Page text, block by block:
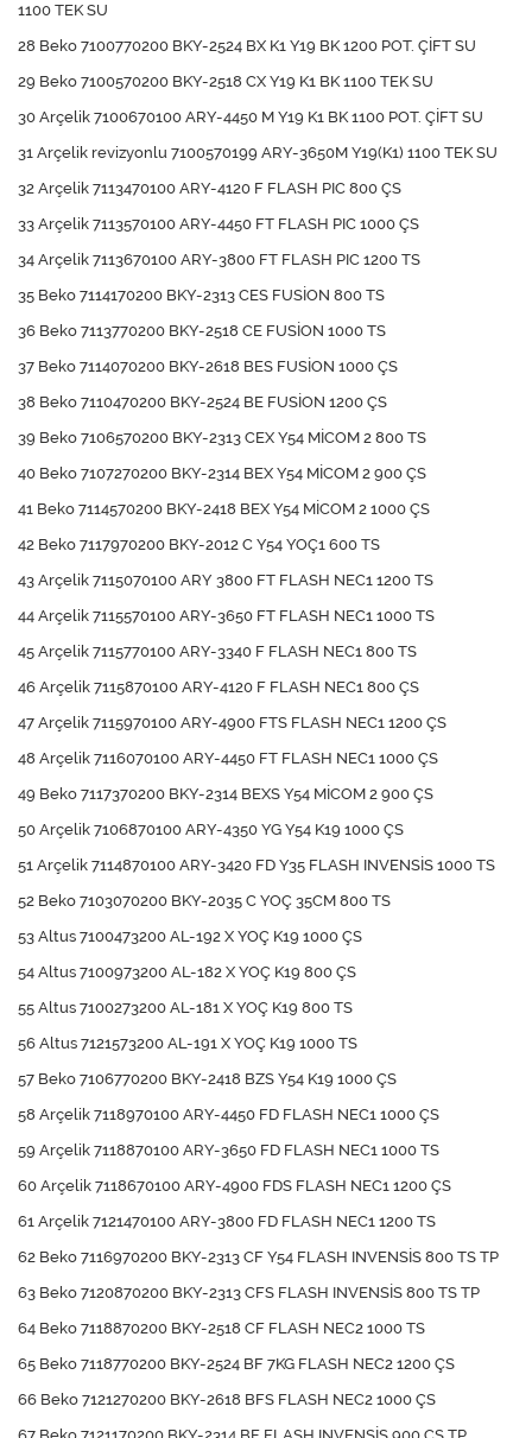
1100 TEK SU
28 Beko 7100770200 BKY-2524 BX K1 Y19 BK 1200 POT. ÇİFT SU
29 Beko 7100570200 BKY-2518 CX Y19 K1 BK 1100 TEK SU
30 Arçelik 7100670100 ARY-4450 M Y19 K1 BK 1100 POT. ÇİFT SU
31 Arçelik revizyonlu 7100570199 ARY-3650M Y19(K1) 1100 TEK SU
32 Arçelik 7113470100 ARY-4120 F FLASH PIC 800 ÇS
33 Arçelik 7113570100 ARY-4450 FT FLASH PIC 1000 ÇS
34 Arçelik 7113670100 ARY-3800 FT FLASH PIC 1200 TS
35 Beko 7114170200 BKY-2313 CES FUSİON 800 TS
36 Beko 7113770200 BKY-2518 CE FUSİON 1000 TS
37 Beko 7114070200 BKY-2618 BES FUSİON 1000 ÇS
38 Beko 7110470200 BKY-2524 BE FUSİON 1200 ÇS
39 Beko 7106570200 BKY-2313 CEX Y54 MİCOM 2 800 TS
40 Beko 7107270200 BKY-2314 BEX Y54 MİCOM 2 900 ÇS
41 Beko 7114570200 BKY-2418 BEX Y54 MİCOM 2 1000 ÇS
42 Beko 7117970200 BKY-2012 C Y54 YOÇ1 600 TS
43 Arçelik 7115070100 ARY 3800 FT FLASH NEC1 1200 TS
44 Arçelik 7115570100 ARY-3650 FT FLASH NEC1 1000 TS
45 Arçelik 7115770100 ARY-3340 F FLASH NEC1 800 TS
46 Arçelik 7115870100 ARY-4120 F FLASH NEC1 800 ÇS
47 Arçelik 7115970100 ARY-4900 FTS FLASH NEC1 1200 ÇS
48 Arçelik 7116070100 ARY-4450 FT FLASH NEC1 1000 ÇS
49 Beko 7117370200 BKY-2314 BEXS Y54 MİCOM 2 900 ÇS
50 Arçelik 7106870100 ARY-4350 YG Y54 K19 1000 ÇS
51 Arçelik 7114870100 ARY-3420 FD Y35 FLASH INVENSİS 1000 TS
52 Beko 7103070200 BKY-2035 C YOÇ 35CM 800 TS
53 Altus 7100473200 AL-192 X YOÇ K19 1000 ÇS
54 Altus 7100973200 AL-182 X YOÇ K19 800 ÇS
55 Altus 7100273200 AL-181 X YOÇ K19 800 TS
56 Altus 7121573200 AL-191 X YOÇ K19 1000 TS
57 Beko 7106770200 BKY-2418 BZS Y54 K19 1000 ÇS
58 Arçelik 7118970100 ARY-4450 FD FLASH NEC1 1000 ÇS
59 Arçelik 7118870100 ARY-3650 FD FLASH NEC1 1000 TS
60 Arçelik 7118670100 ARY-4900 FDS FLASH NEC1 1200 ÇS
61 Arçelik 7121470100 ARY-3800 FD FLASH NEC1 1200 TS
62 Beko 7116970200 BKY-2313 CF Y54 FLASH INVENSİS 800 TS TP
63 Beko 7120870200 BKY-2313 CFS FLASH INVENSİS 800 TS TP
64 Beko 7118870200 BKY-2518 CF FLASH NEC2 1000 TS
65 Beko 7118770200 BKY-2524 BF 7KG FLASH NEC2 1200 ÇS
66 Beko 7121270200 BKY-2618 BFS FLASH NEC2 1000 ÇS